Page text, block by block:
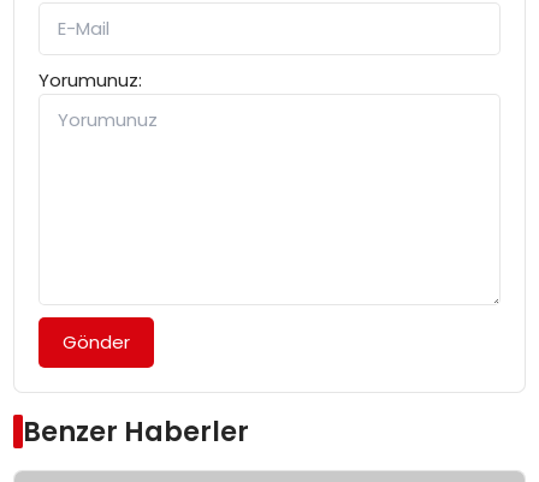
Yorumunuz:
Gönder
Benzer Haberler